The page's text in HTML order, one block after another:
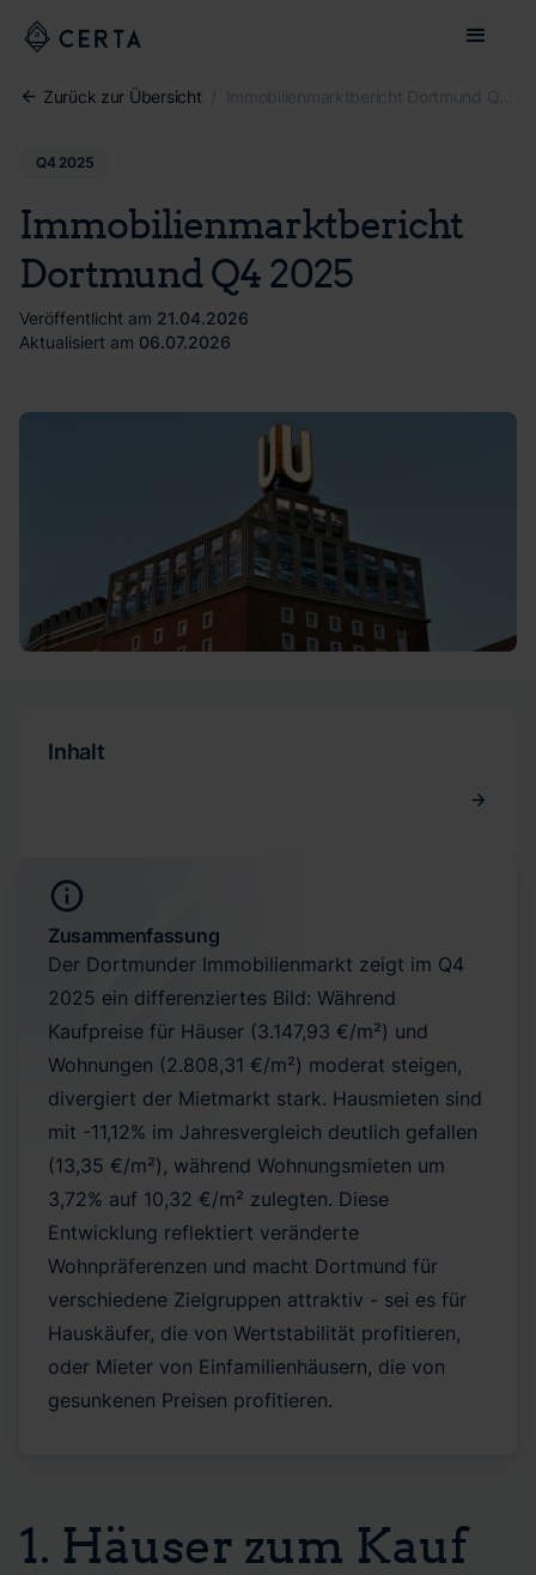
Zurück zur Übersicht /
Q4 2025
Immobilienmarktbericht
Dortmund Q4 2025
Veröffentlicht am 21.04.2026
Aktualisiert am 06.07.2026
Inhalt
Zusammenfassung
Der Dortmunder Immobilienmarkt zeigt im Q4
2025 ein differenziertes Bild: Während
Kaufpreise für Häuser (3.147,93 €/m²) und
Wohnungen (2.808,31 €/m²) moderat steigen,
divergiert der Mietmarkt stark. Hausmieten sind
mit -11,12% im Jahresvergleich deutlich gefallen
(13,35 €/m²), während Wohnungsmieten um
3,72% auf 10,32 €/m² zulegten. Diese
Entwicklung reflektiert veränderte
Wohnpräferenzen und macht Dortmund für
verschiedene Zielgruppen attraktiv - sei es für
Hauskäufer, die von Wertstabilität profitieren,
oder Mieter von Einfamilienhäusern, die von
gesunkenen Preisen profitieren.
1. Häuser zum Kauf